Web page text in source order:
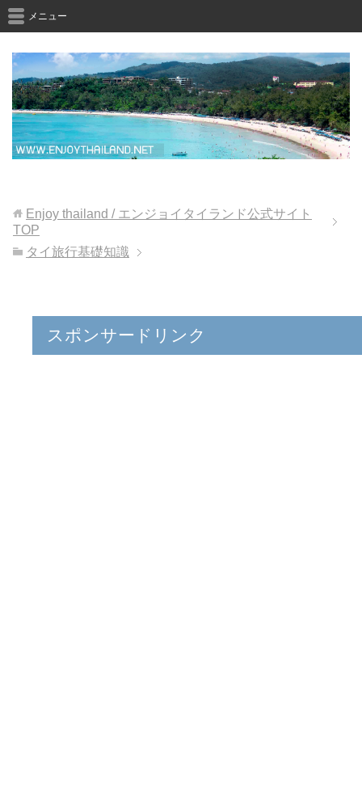
メニュー
Enjoy thailand / エンジョイタイランド公式サイト
TOP
タイ旅行基礎知識
スポンサードリンク